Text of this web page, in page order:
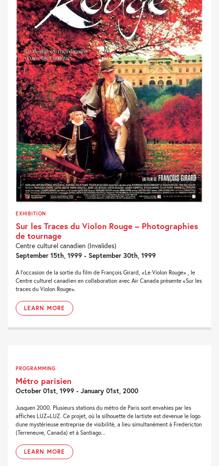
EXHIBITION
Sur les Traces du Violon Rouge – Photographies
de tournage
Centre culturel canadien (Invalides)
September 15th, 1999 - September 30th, 1999
A l'occasion de la sortie du film de François Girard, «Le Violon Rouge» , le
Centre culturel canadien en collaboration avec Air Canada présente «Sur les
traces du Violon Rouge».
LEARN MORE
PROGRAMMING
Métro parisien
October 01st, 1999 - January 01st, 2000
Jusquen 2000. Plusieurs stations du métro de Paris sont envahies par les
affiches LUZ=LUZ. Ce projet, où la silhouette de lartiste est devenue le logo
dune mystérieuse entreprise de visibilité, a lieu simultanément à Fredericton
(Terreneuve, Canada) et à Santiago...
LEARN MORE